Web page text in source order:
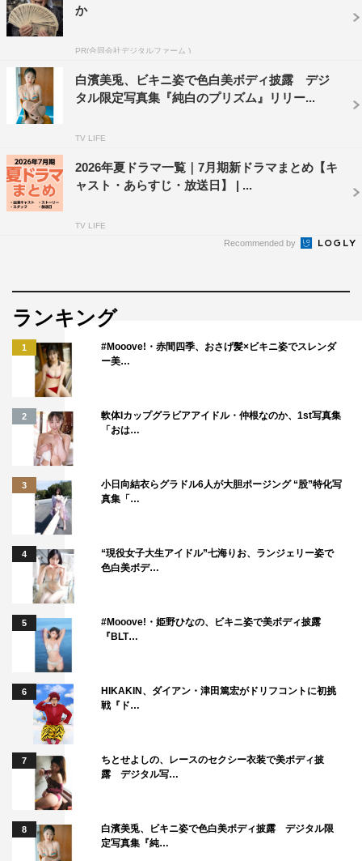
か
PR(合同会社デジタルファーム )
白濱美兎、ビキニ姿で色白美ボディ披露 デジ
タル限定写真集『純白のプリズム』リリー...
TV LIFE
2026年夏ドラマ一覧｜7月期新ドラマまとめ【キ
ャスト・あらすじ・放送日】 | ...
TV LIFE
Recommended by
ランキング
1
#Mooove!・赤間四季、おさげ髪×ビキニ姿でスレンダ
ー美…
2
軟体Iカップグラビアアイドル・仲根なのか、1st写真集
「おは…
3
小日向結衣らグラドル6人が大胆ポージング “股”特化写
真集「…
4
“現役女子大生アイドル”七海りお、ランジェリー姿で
色白美ボデ…
5
#Mooove!・姫野ひなの、ビキニ姿で美ボディ披露
『BLT…
6
HIKAKIN、ダイアン・津田篤宏がドリフコントに初挑
戦『ド…
7
ちとせよしの、レースのセクシー衣装で美ボディ披
露 デジタル写…
8
白濱美兎、ビキニ姿で色白美ボディ披露 デジタル限
定写真集『純…